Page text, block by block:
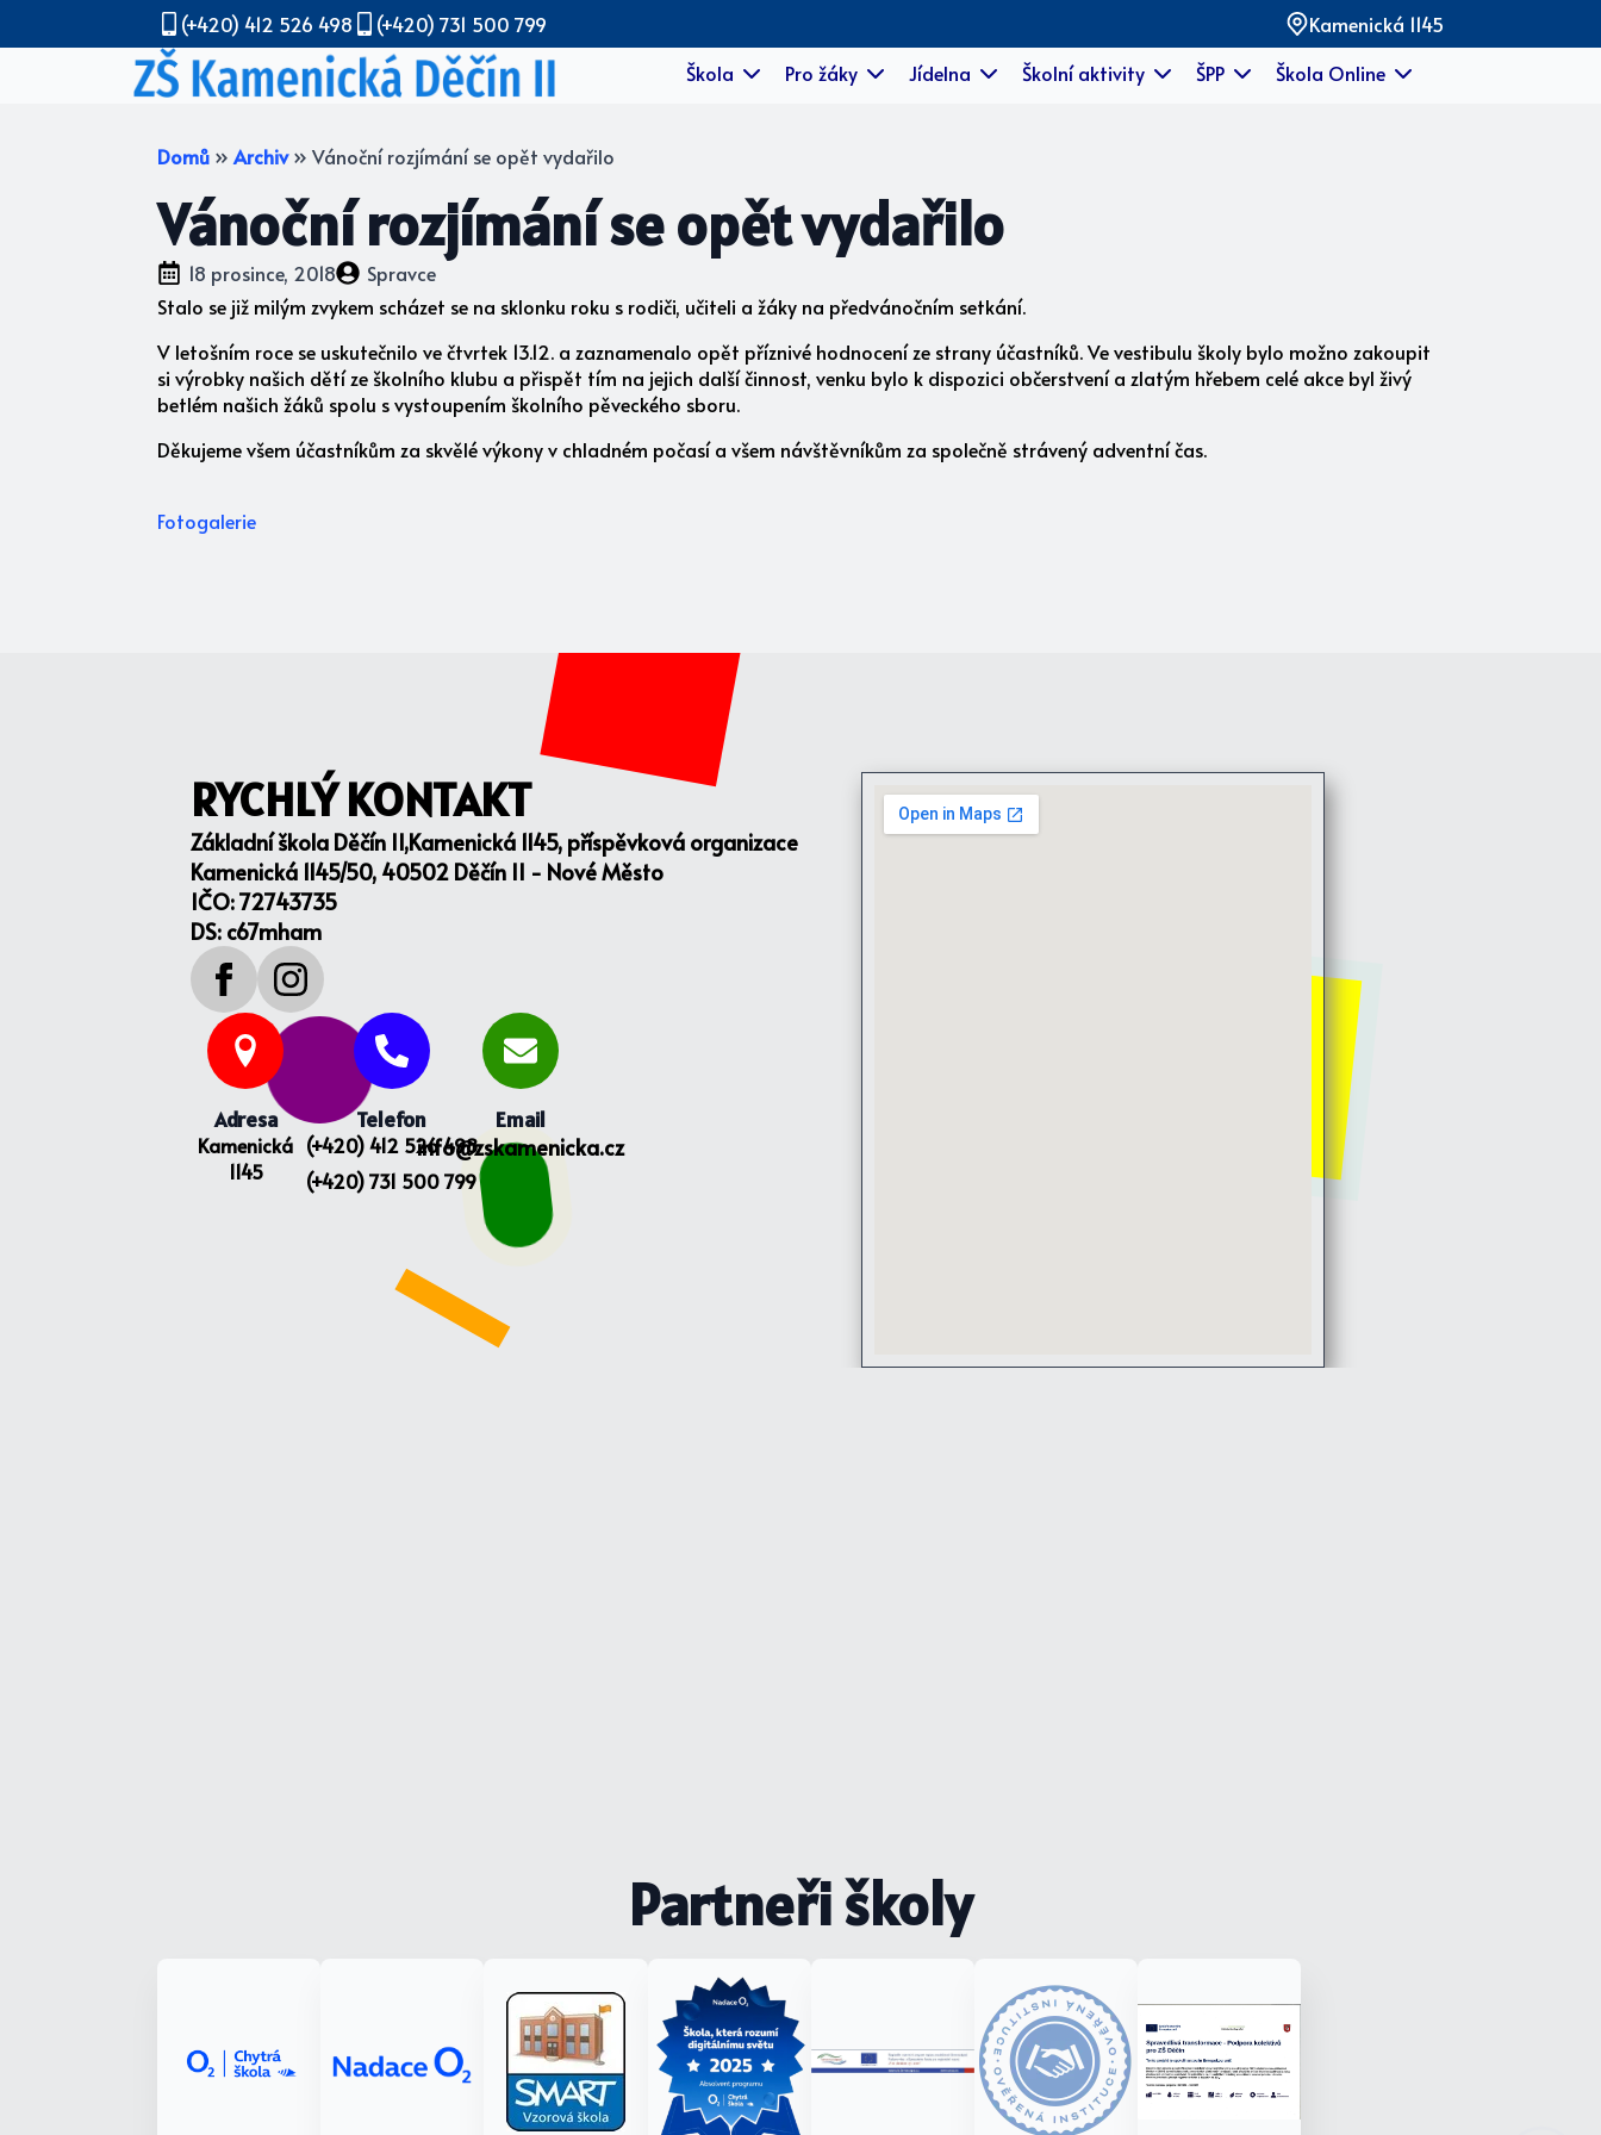
(+420) 412 526 498 (+420) 731 500 799
Kamenická 1145
Škola
Pro žáky Jídelna Školní aktivity ŠPP Škola Online
Domů » Archiv » Vánoční rozjímání se opět vydařilo
Vánoční rozjímání se opět vydařilo
18 prosince, 2018
Spravce
Stalo se již milým zvykem scházet se na sklonku roku s rodiči, učiteli a žáky na předvánočním setkání.
V letošním roce se uskutečnilo ve čtvrtek 13.12. a zaznamenalo opět příznivé hodnocení ze strany účastníků. Ve vestibulu školy bylo možno zakoupit
si výrobky našich dětí ze školního klubu a přispět tím na jejich další činnost, venku bylo k dispozici občerstvení a zlatým hřebem celé akce byl živý
betlém našich žáků spolu s vystoupením školního pěveckého sboru.
Děkujeme všem účastníkům za skvělé výkony v chladném počasí a všem návštěvníkům za společně strávený adventní čas.
Fotogalerie
RYCHLÝ KONTAKT
Základní škola Děčín II,Kamenická 1145, příspěvková organizace
Kamenická 1145/50, 40502 Děčín II - Nové Město
IČO: 72743735
DS: c67mham
Adresa
Kamenická
1145
Telefon
(+420) 412 526 498
(+420) 731 500 799
Email
info@zskamenicka.cz
Partneři školy